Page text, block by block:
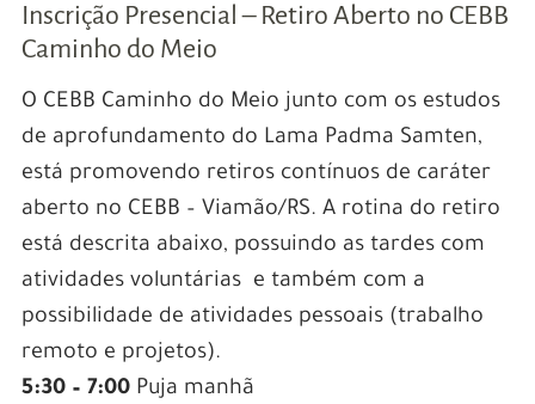
Inscrição Presencial – Retiro Aberto no CEBB
Caminho do Meio
O CEBB Caminho do Meio junto com os estudos
de aprofundamento do Lama Padma Samten,
está promovendo retiros contínuos de caráter
aberto no CEBB – Viamão/RS. A rotina do retiro
está descrita abaixo, possuindo as tardes com
atividades voluntárias e também com a
possibilidade de atividades pessoais (trabalho
remoto e projetos).
5:30 – 7:00Puja manhã